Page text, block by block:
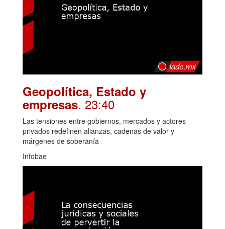
Geopolítica, Estado y
empresas. 23:40
Las tensiones entre gobiernos, mercados y actores
privados redefinen alianzas, cadenas de valor y
márgenes de soberanía
Infobae